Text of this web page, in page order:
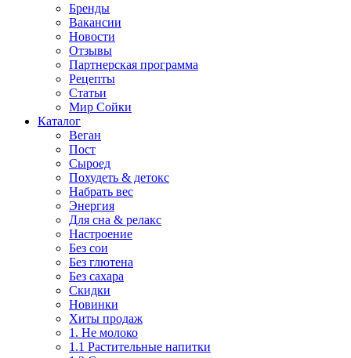
Бренды
Вакансии
Новости
Отзывы
Партнерская программа
Рецепты
Статьи
Мир Сойки
Каталог
Веган
Пост
Сыроед
Похудеть & детокс
Набрать вес
Энергия
Для сна & релакс
Настроение
Без сои
Без глютена
Без сахара
Скидки
Новинки
Хиты продаж
1. Не молоко
1.1 Растительные напитки